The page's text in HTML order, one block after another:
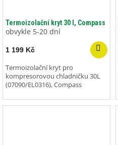
Termoizolační kryt 30 l, Compass
obvykle 5-20 dní
1 199 Kč
Termoizolační kryt pro
kompresorovou chladničku 30L
(07090/EL0316), Compass